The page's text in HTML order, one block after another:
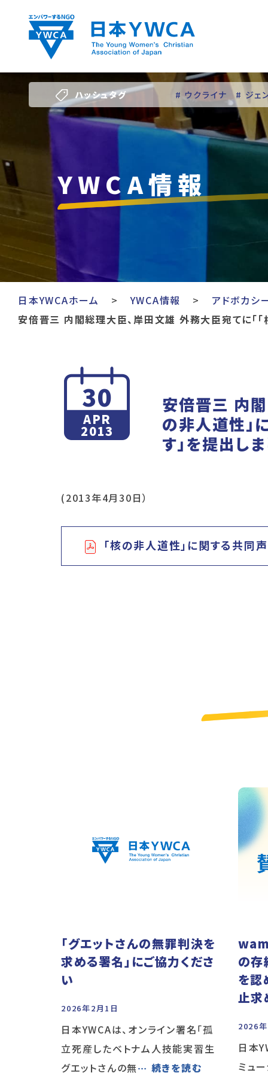
content
ハッシュタグ # ウクライナ # ジェ
# 若い女性のリーダー
YWCA情報
日本YWCAホーム YWCA情報
アドボカシ
安倍晋三 内閣総理大臣、岸田文雄 外務大臣宛てに「
30
APR
2013
安倍晋三 内
の非人道性」
す」を提出し
(2013年4月30日）
「核の非人道性」に関する共
「グエットさんの無罪判決を
求める署名」にご協力くださ
い
2026年2月1日
日本YWCAは、オンライン署名「孤
立死産したベトナム人技能実習生
グエットさんの無… 続きを読む
の存
を認
止求
2026
日本
ミュ